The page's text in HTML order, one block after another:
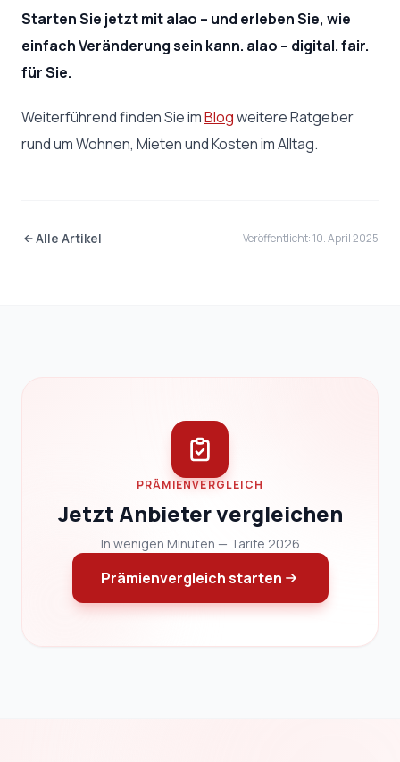
Starten Sie jetzt mit alao – und erleben Sie, wie
einfach Veränderung sein kann. alao – digital. fair.
für Sie.
Weiterführend finden Sie imBlogweitere Ratgeber
rund um Wohnen, Mieten und Kosten im Alltag.
Alle Artikel Veröffentlicht: 10. April 2025
PRÄMIENVERGLEICH
Jetzt Anbieter vergleichen
In wenigen Minuten — Tarife 2026
Prämienvergleich starten